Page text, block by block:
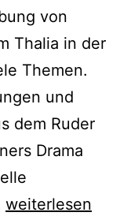
von
Thalia in der
Themen.
und
dem Ruder
Drama
Dantons
weiterlesen